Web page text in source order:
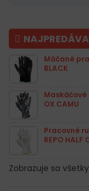
Máčané
BLACK
Maskáčové
OX CAMU
Pracovné
REPO HALF
Zobrazuje sa